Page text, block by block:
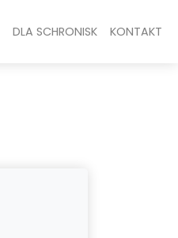
DLA SCHRONISK KONTAKT